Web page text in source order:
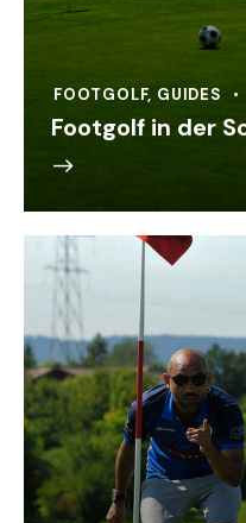
FOOTGOLF, GUIDES
Footgolf in der